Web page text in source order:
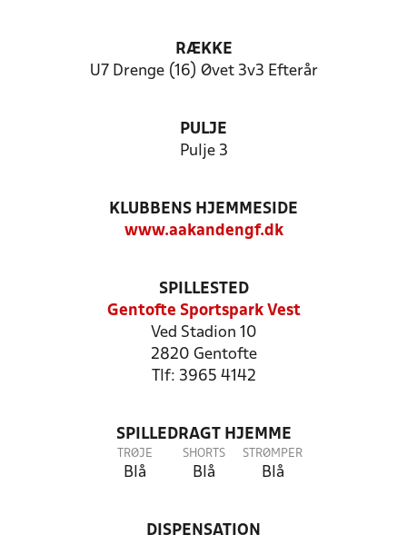
RÆKKE
U7 Drenge (16) Øvet 3v3 Efterår
PULJE
Pulje 3
KLUBBENS HJEMMESIDE
www.aakandengf.dk
SPILLESTED
Gentofte Sportspark Vest
Ved Stadion 10
2820 Gentofte
Tlf: 3965 4142
SPILLEDRAGT HJEMME
TRØJE
Blå
SHORTS
Blå
STRØMPER
Blå
DISPENSATION